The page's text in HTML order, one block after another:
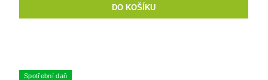
Spotřební daň